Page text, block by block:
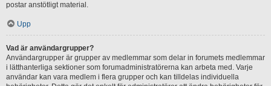
postar anstötligt material.
Upp
Vad är användargrupper?
Användargrupper är grupper av medlemmar som delar in forumets medlemmar
i lätthanterliga sektioner som forumadministratörerna kan arbeta med. Varje
användar kan vara medlem i flera grupper och kan tilldelas individuella